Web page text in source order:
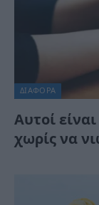
ΔΙΆΦΟΡΑ
Αυτοί
χωρίς να